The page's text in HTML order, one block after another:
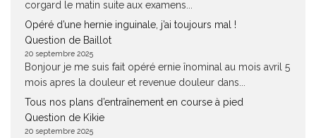
corgard le matin suite aux examens...
Opéré d’une hernie inguinale, j’ai toujours mal !
Question de Baillot
20 septembre 2025
Bonjour je me suis fait opéré ernie înominal au mois avril 5
mois apres la douleur et revenue douleur dans...
Tous nos plans d’entraînement en course à pied
Question de Kikie
20 septembre 2025